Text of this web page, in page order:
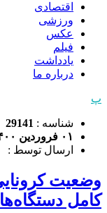
اقتصادی
ورزشی
عکس
فیلم
یادداشت
درباره ما
پ
شناسه : 29141
۰۱ فروردین ۱۴۰۰ - ۱۱:۵۹
ارسال توسط :
وضعیت
کامل